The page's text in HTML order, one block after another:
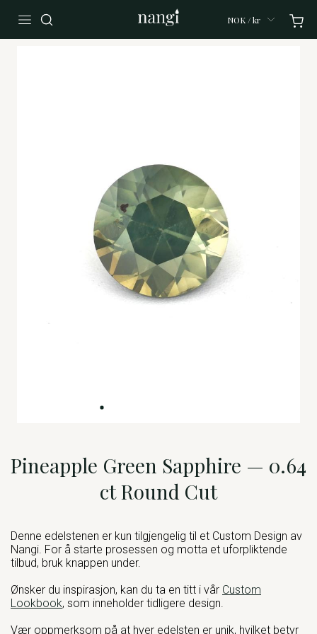
NOK / kr
Pineapple Green Sapphire — 0.64
ct Round Cut
Denne edelstenen er kun tilgjengelig til et Custom Design av
Nangi. For å starte prosessen og motta et uforpliktende
tilbud, bruk knappen under.
Ønsker du inspirasjon, kan du ta en titt i vår Custom
Lookbook, som inneholder tidligere design.
Vær oppmerksom på at hver edelsten er unik, hvilket betyr